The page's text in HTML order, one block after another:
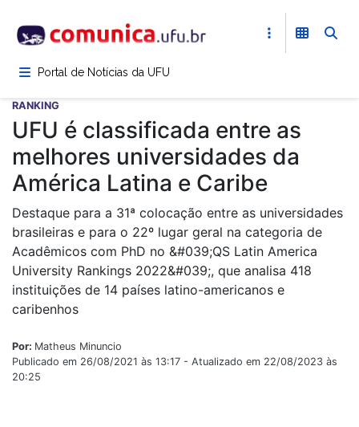
para
conteúdoPortal de Notícias da UFU
RANKING
UFU é classificada entre as
melhores universidades da
América Latina e Caribe
Destaque para a 31ª colocação entre as universidades
brasileiras e para o 22º lugar geral na categoria de
Acadêmicos com PhD no &#039;QS Latin America
University Rankings 2022&#039;, que analisa 418
instituições de 14 países latino-americanos e
caribenhos
Por: Matheus Minuncio
Publicado em 26/08/2021 às 13:17 - Atualizado em 22/08/2023 às
20:25